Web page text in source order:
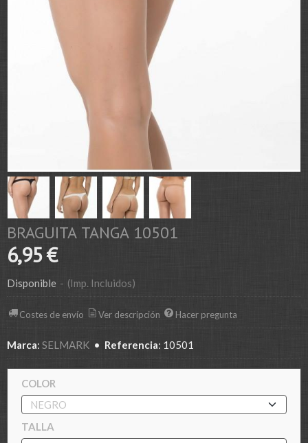
BRAGUITA TANGA 10501
6,95 €
Disponible - (Imp. Incluidos)
Costes de envío Ver descripción Hacer pregunta
Marca: SELMARK • Referencia: 10501
COLOR
TALLA